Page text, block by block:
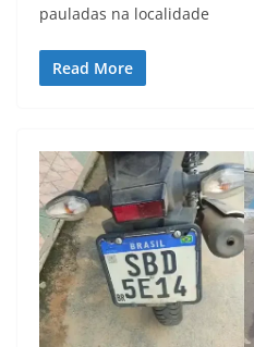
pauladas na localidade
Read More